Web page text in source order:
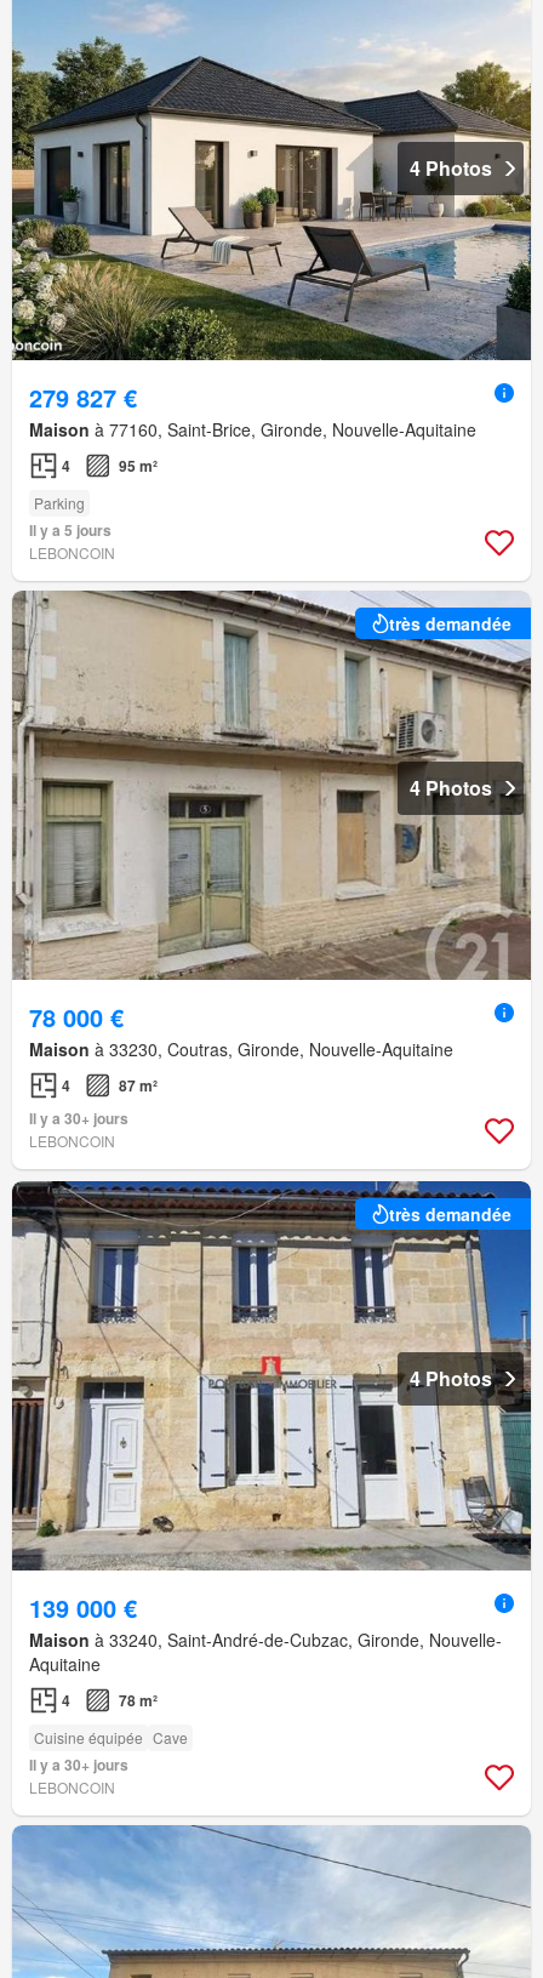
4 Photos
279 827 €
Maison à 77160, Saint-Brice, Gironde, Nouvelle-Aquitaine
4 95 m²
Parking
Il y a 5 jours
LEBONCOIN
très demandée
4 Photos
78 000 €
Maison à 33230, Coutras, Gironde, Nouvelle-Aquitaine
4
87 m²
Il y a 30+ jours
LEBONCOIN
très demandée
4 Photos
139 000 €
Maison à 33240, Saint-André-de-Cubzac, Gironde, Nouvelle-
Aquitaine
4 78 m²
Cuisine équipée Cave
Il y a 30+ jours
LEBONCOIN